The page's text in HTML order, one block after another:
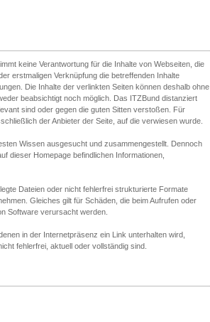
keine Verantwortung für die Inhalte von Webseiten, die
erstmaligen Verknüpfung die betreffenden Inhalte
Die Inhalte der verlinkten Seiten können deshalb ohne
beabsichtigt noch möglich. Das ITZBund distanziert
sind oder gegen die guten Sitten verstoßen. Für
der Anbieter der Seite, auf die verwiesen wurde.
Wissen ausgesucht und zusammengestellt. Dennoch
dieser Homepage befindlichen Informationen,
Dateien oder nicht fehlerfrei strukturierte Formate
Gleiches gilt für Schäden, die beim Aufrufen oder
Software verursacht werden.
in der Internetpräsenz ein Link unterhalten wird,
fehlerfrei, aktuell oder vollständig sind.